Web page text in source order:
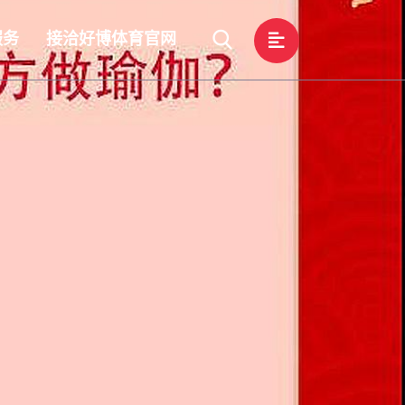
接洽好博体育官网